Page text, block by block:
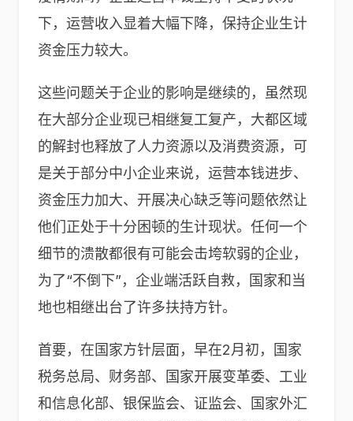
下，运营收入显着大幅下降，保持企业生计
资金压力较大。
这些问题关于企业的影响是继续的，虽然现
在大部分企业现已相继复工复产，大都区域
的解封也释放了人力资源以及消费资源，可
是关于部分中小企业来说，运营本钱进步、
资金压力加大、开展决心缺乏等问题依然让
他们正处于十分困顿的生计现状。任何一个
细节的溃散都很有可能会击垮软弱的企业，
为了“不倒下”，企业端活跃自救，国家和当
地也相继出台了许多扶持方针。
首要，在国家方针层面，早在2月初，国家
税务总局、财务部、国家开展变革委、工业
和信息化部、银保监会、证监会、国家外汇